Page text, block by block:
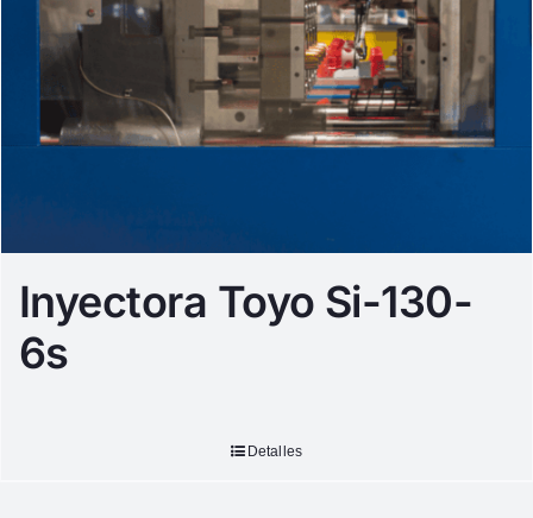
Inyectora Toyo Si-130-
6s
Detalles